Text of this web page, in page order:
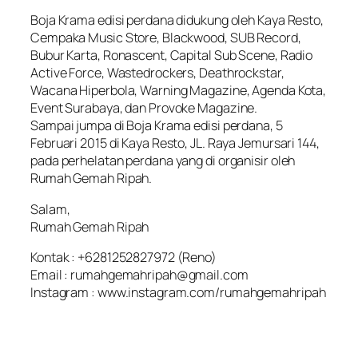
Boja Krama edisi perdana didukung oleh Kaya Resto,
Cempaka Music Store, Blackwood, SUB Record,
Bubur Karta, Ronascent, Capital Sub Scene, Radio
Active Force, Wastedrockers, Deathrockstar,
Wacana Hiperbola, Warning Magazine, Agenda Kota,
Event Surabaya, dan Provoke Magazine.
Sampai jumpa di Boja Krama edisi perdana, 5
Februari 2015 di Kaya Resto, JL. Raya Jemursari 144,
pada perhelatan perdana yang di organisir oleh
Rumah Gemah Ripah.
Salam,
Rumah Gemah Ripah
Kontak : +6281252827972 (Reno)
Email : rumahgemahripah@gmail.com
Instagram : www.instagram.com/rumahgemahripah